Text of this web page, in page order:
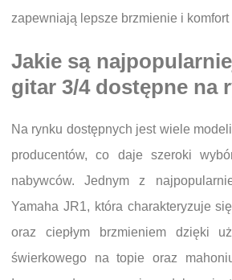
zapewniają lepsze brzmienie i komfort
Jakie są
gitar 3/4 dostępne na
Na rynku dostępnych jest wiele
producentów, co daje szeroki
nabywców. Jednym z
Yamaha JR1, która charakteryzuje
oraz ciepłym brzmieniem dzięki
świerkowego na topie oraz